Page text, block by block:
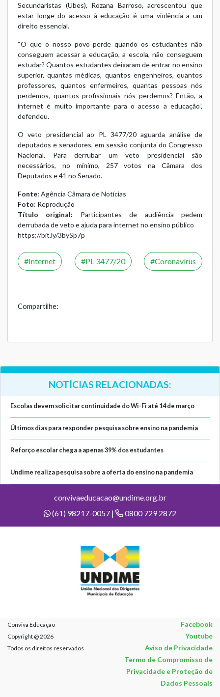
Secundaristas (Ubes), Rozana Barroso, acrescentou que
estar longe do acesso à educação é uma violência a um
direito essencial.
“O que o nosso povo perde quando os estudantes não
conseguem acessar a educação, a escola, não conseguem
estudar? Quantos estudantes deixaram de entrar no ensino
superior, quantas médicas, quantos engenheiros, quantos
professores, quantos enfermeiros, quantas pessoas nós
perdemos, quantos profissionais nós perdemos? Então, a
internet é muito importante para o acesso a educação”,
defendeu.
O veto presidencial ao PL 3477/20 aguarda análise de
deputados e senadores, em sessão conjunta do Congresso
Nacional. Para derrubar um veto presidencial são
necessários, no mínimo, 257 votos na Câmara dos
Deputados e 41 no Senado.
Fonte: Agência Câmara de Notícias
Foto: Reprodução
Título original: Participantes de audiência pedem
derrubada de veto e ajuda para internet no ensino público
https://bit.ly/3bySp7p
Internet PL 3477/20 Coronavírus
Compartilhe:
NOTÍCIAS RELACIONADAS:
Escolas devem solicitar continuidade do Wi-Fi até 14 de março
Últimos dias para responder pesquisa sobre ensino na pandemia
Reforço escolar chega a apenas 39% dos estudantes
Undime realiza pesquisa sobre a oferta do ensino na pandemia
convivaeducacao@undime.org.br
(61) 98217-0057 |
0800 729 2872
Conviva Educação Facebook
Copyright @ 2026 Youtube
Todos os direitos reservados
Aviso de Privacidade
Termo de Compromisso de
Privacidade e Proteção de
Dados Pessoais